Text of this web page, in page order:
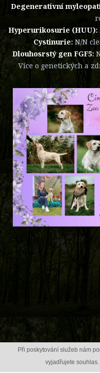
Degenerativní
Hyperurikosurie (HUU):
Cystinurie:N/N
Dlouhosrstý gen FGF5:
Více o genetických a
Při poskytování služeb nám
vyjadřujete souhlas.